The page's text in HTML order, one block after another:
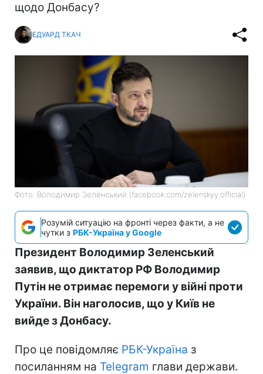
щодо Донбасу?
ЕДУАРД ТКАЧ
Фото: Володимир Зеленський (facebook.com/zelenskyy.official)
Розумій ситуацію на фронті через факти, а не
чутки з РБК-Україна у Google
Президент Володимир Зеленський
заявив, що диктатор РФ Володимир
Путін не отримає перемоги у війні проти
України. Він наголосив, що у Київ не
вийде з Донбасу.
Про це повідомляє РБК-Україна з
посиланням на Telegram глави держави.